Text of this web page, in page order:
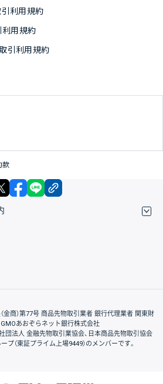
引利用規約
利用規約
引利用規約
款
X facebook
金商）第77号 商品先物取引業者 銀行代理業者 関東財
GMOあおぞらネット銀行株式会社
団法人 金融先物取引業協会、日本商品先物取引協会
（東証プライム上場9449）のメンバーです。